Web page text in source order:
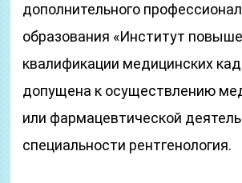
дополнительного
образования «Институт
квалификации медицинских
допущена к осуществлению
или фармацевтической
специальности рентгенология.